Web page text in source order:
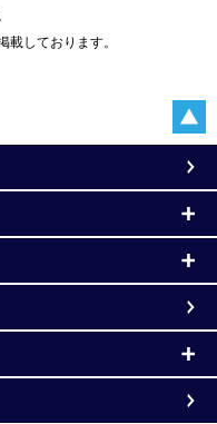
載しております。